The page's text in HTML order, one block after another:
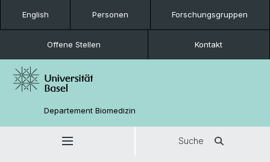
English Personen Forschungsgruppen
Offene Stellen Kontakt
Departement Biomedizin
Suche